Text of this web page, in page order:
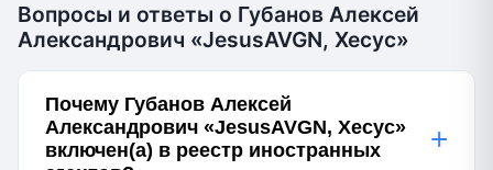
Вопросы и ответы о Губанов Алексей
Александрович «JesusAVGN, Хесус»
Почему Губанов Алексей
Александрович «JesusAVGN, Хесус»
включен(а) в реестр иностранных
+